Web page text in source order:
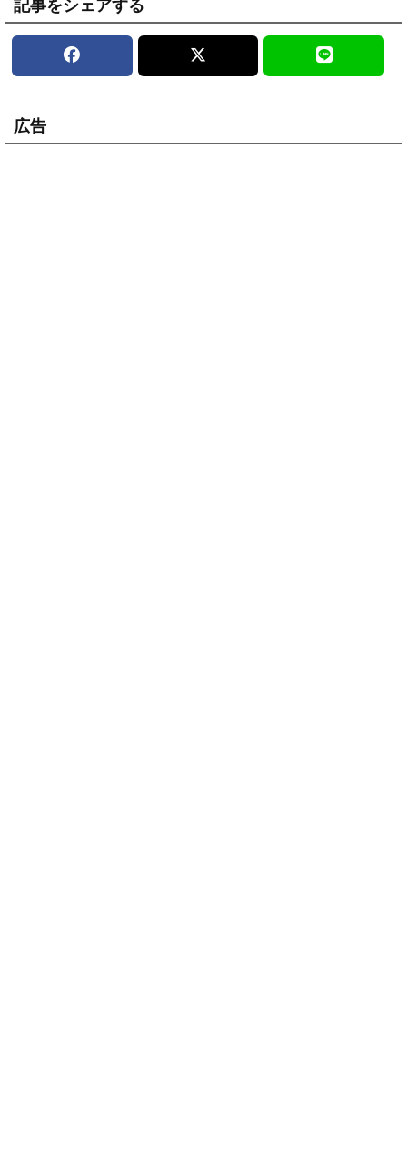
記事をシェアする
広告